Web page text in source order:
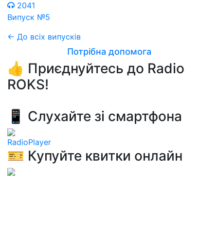
2041
Випуск №5
← До всіх випусків
Потрібна допомога
👍 Приєднуйтесь до Radio
ROKS!
📱 Слухайте зі смартфона
RadioPlayer
🎫 Купуйте квитки онлайн